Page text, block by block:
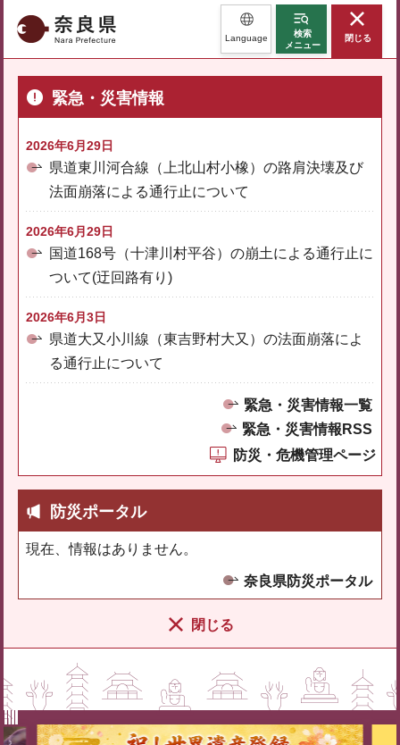
奈良県 Language
検索
メニュー
閉じる
緊急・災害情報
2026年6月29日
県道東川河合線（上北山村小橡）の路肩決壊及び
法面崩落による通行止について
2026年6月29日
国道168号（十津川村平谷）の崩土による通行止に
ついて(迂回路有り)
2026年6月3日
県道大又小川線（東吉野村大又）の法面崩落によ
る通行止について
緊急・災害情報一覧
緊急・災害情報RSS
防災・危機管理ページ
防災ポータル
現在、情報はありません。
奈良県防災ポータル
閉じる